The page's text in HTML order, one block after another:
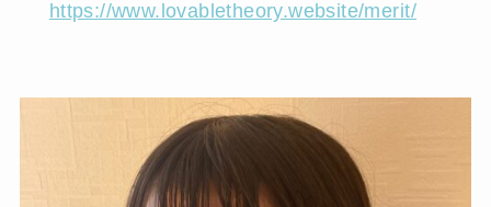
https://www.lovabletheory.website/merit/